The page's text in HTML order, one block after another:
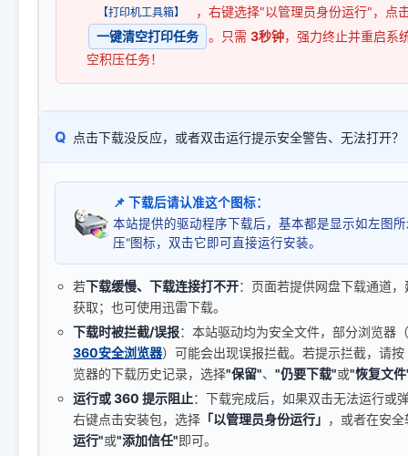
【打印机工具箱】
，右键选择"以管理员身份运行"，点
一键清空打印任务
。只需 3秒钟，强力终止并重启系
空积压任务！
Q 点击下载没反应，或者双击运行提示安全警告、无法打开？
📌 下载后请认准这个图标：
本站提供的驱动程序下载后，基本都是显示如左图
压"图标，双击它即可直接运行安装。
若下载缓慢、下载连接打不开：页面若提供网盘下载通道
获取；也可使用迅雷下载。
下载时被拦截/误报：本站驱动均为安全文件，部分浏览器
360安全浏览器）可能会出现误报拦截。若提示拦截，请按
览器的下载历史记录，选择"保留"、 "仍要下载"或"恢复文
运行或 360 提示阻止：下载完成后，如果双击无法运行或
右键点击安装包，选择 「以管理员身份运行」 ，或者在安
运行"或"添加信任"即可。